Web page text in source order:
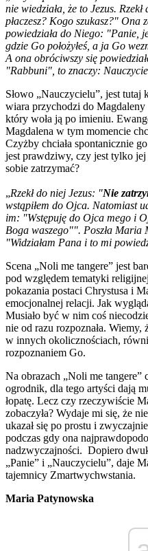
nie wiedziała, że to Jezus.
płaczesz? Kogo szukasz?" Ona
powiedziała do Niego: "Panie,
gdzie Go położyłeś, a ja Go
A ona obróciwszy się
"Rabbuni", to znaczy:
Słowo „Nauczycielu”, jest
wiara przychodzi do Magdaleny
który woła ją po imieniu.
Magdalena w tym momencie
Czyżby chciała spontanicznie
jest prawdziwy, czy jest tylko
sobie zatrzymać?
„Rzekł do niej Jezus: "Nie
wstąpiłem do Ojca. Natomiast
im: "Wstępuję do Ojca mego i
Boga waszego"". Poszła Maria
"Widziałam Pana i to mi
Scena „Noli me tangere” jest
pod względem tematyki
pokazania postaci Chrystusa i
emocjonalnej relacji. Jak
Musiało być w nim coś
nie od razu rozpoznała.
w innych okolicznościach,
rozpoznaniem Go.
Na obrazach „Noli me tangere”
ogrodnik, dla tego artyści dają
łopatę. Lecz czy rzeczywiście
zobaczyła? Wydaje mi się, że
ukazał się po prostu i
podczas gdy ona
nadzwyczajności. Dopiero
„Panie” i „Nauczycielu”, daje
tajemnicy Zmartwychwstania.
Maria Patynowska